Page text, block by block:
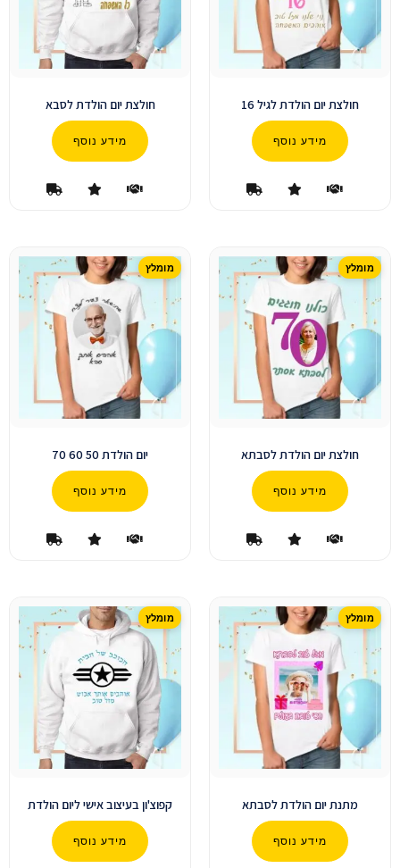
חולצת יום הולדת לגיל 16
מידע נוסף
חולצת יום הולדת לסבא
מידע נוסף
חולצת יום הולדת לסבתא
מידע נוסף
יום הולדת 50 60 70
מידע נוסף
מתנת יום הולדת לסבתא
מידע נוסף
קפוצ'ון בעיצוב אישי ליום הולדת
מידע נוסף